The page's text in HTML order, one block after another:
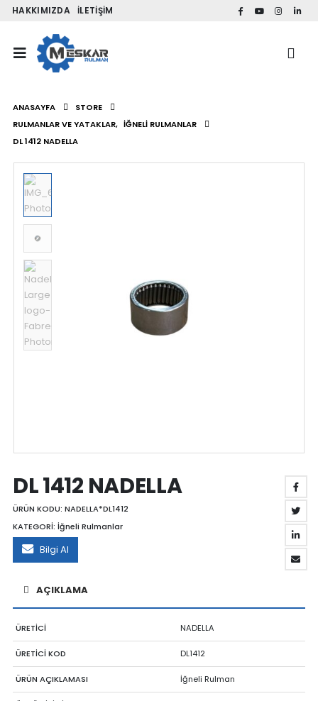
HAKKIMIZDA İLETIŞIM
ANASAYFA
STORE
RULMANLAR VE YATAKLAR, İĞNELI RULMANLAR
DL 1412 NADELLA
DL 1412 NADELLA
ÜRÜN KODU: NADELLA*DL1412
KATEGORİ: İğneli Rulmanlar
Bilgi Al
AÇIKLAMA
ÜRETİCİ NADELLA
ÜRETİCİ KOD DL1412
ÜRÜN AÇIKLAMASI İğneli Rulman